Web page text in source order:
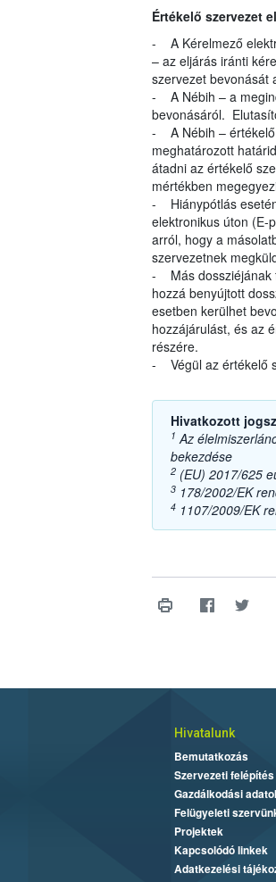
Értékelő szervezet
- A Kérelmező
– az eljárás iránti
szervezet bevonását
- A Nébih – a
bevonásáról.
- A Nébih – értékelő
meghatározott
átadni az értékelő
mértékben
- Hiánypótlás esetén
elektronikus úton (E-
arról, hogy a
szervezetnek
- Más dossziéjának
hozzá benyújtott
esetben kerülhet
hozzájárulást, és az
részére.
- Végül az értékelő
Hivatkozott
1 Az
bekezdése
2(EU) 2017/625
3178/2002/EK
41107/2009/EK
Hivatalunk
Bemutatkozás
Szervezeti felépítés
Gazdálkodási
Felügyeleti
Projektek
Kapcsolódó linkek
Adatkezelési